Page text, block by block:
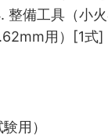
整備工具（小
用）[1式]
用）